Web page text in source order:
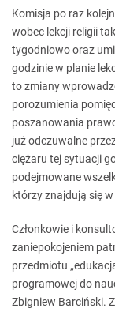
Komisja po raz
wobec lekcji religii
tygodniowo oraz
godzinie w planie
to zmiany
porozumienia
poszanowania
już odczuwalne
ciężaru tej sytuacji
podejmowane
którzy znajdują się
Członkowie i
zaniepokojeniem
przedmiotu
programowej do
Zbigniew Barciński.